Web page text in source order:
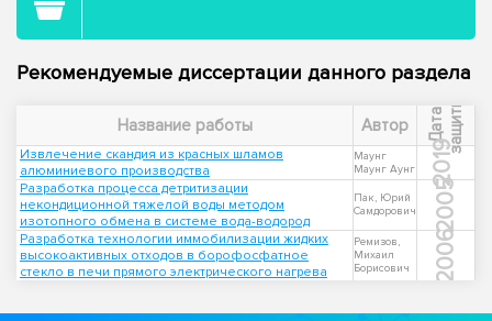
Рекомендуемые диссертации данного раздела
Название работы Автор Д
а
т
а
з
а
щ
и
ты
Извлечение скандия из красных шламов
алюминиевого производства
Маунг
Маунг Аунг
2019
Разработка процесса детритизации
некондиционной тяжелой воды методом
изотопного обмена в системе вода-водород
Пак, Юрий
Самдорович
2005
Разработка технологии иммобилизации жидких
высокоактивных отходов в борофосфатное
стекло в печи прямого электрического нагрева
Ремизов,
Михаил
Борисович
2006